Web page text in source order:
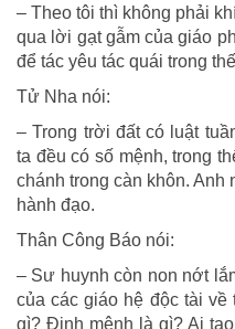
– Theo tôi thì không phải
qua lời gạt gẫm của giáo
để tác yêu tác quái trong
Tử Nha nói:
– Trong trời đất có luật
ta đều có số mệnh, trong
chánh trong càn khôn. Anh
hành đạo.
Thân Công Báo nói:
– Sư huynh còn non nớt
của các giáo hệ độc tài
gì? Ðinh mệnh là gì? Ai